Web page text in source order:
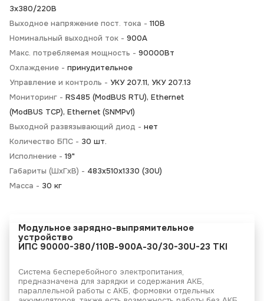
3х380/220В
Выходное напряжение пост. тока - 110В
Номинальный выходной ток - 900А
Макс. потребляемая мощность - 90000Вт
Охлаждение - принудительное
Управление и контроль - УКУ 207.11, УКУ 207.13
Мониторинг - RS485 (ModBUS RTU), Ethernet
(ModBUS TCP), Ethernet (SNMPv1)
Выходной развязывающий диод - нет
Количество БПС - 30 шт.
Исполнение - 19"
Габариты (ШхГхВ) - 483х510х1330 (30U)
Масса - 30 кг
Модульное зарядно-выпрямительное
устройство
ИПС 90000-380/110В-900А-30/30-30U-23 TKI
Система бесперебойного электропитания,
предназначена для зарядки и содержания АКБ,
параллельной работы с АКБ, формовки отдельных